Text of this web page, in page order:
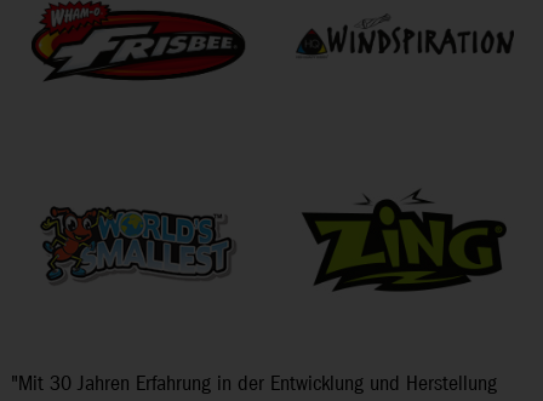
"Mit 30 Jahren Erfahrung in der Entwicklung und Herstellung